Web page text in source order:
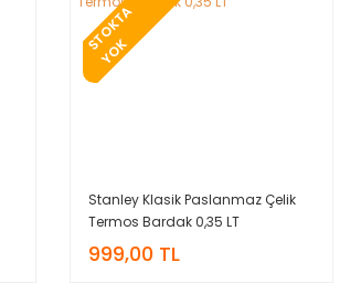
S
T
O
K
T
A
Y
O
K
Stanley Klasik Paslanmaz Çelik
Termos Bardak 0,35 LT
999,00 TL